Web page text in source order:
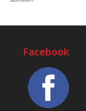
Facebook